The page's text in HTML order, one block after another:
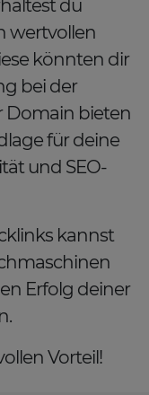
du
wertvollen
könnten dir
bei der
Domain bieten
für deine
und SEO-
kannst
Erfolg deiner
Vorteil!